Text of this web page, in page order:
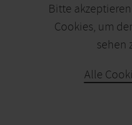
Bitte
Cookies, um
sehen
Alle